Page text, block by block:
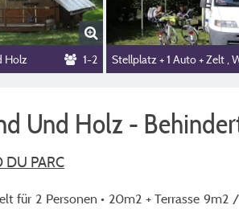
Holz 1-2
Und Holz -
DU PARC
für 2 Personen • 20m2 + Terrasse